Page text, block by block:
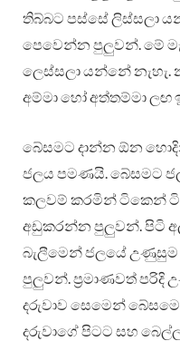
තිබ්බට පස්සේ ලිස්සලා
පෙවෙන්න පුලුවන්. මේ
ලෙස්සලා යන්නේ
අම්මා හෝ අත්තම්මා
බේසමට දාන්න ඕන
ජලය පමණයි. බේසමට
කලවම් කරමින් ටිකෙන්
අඩුකරන්න පුලුවන්. පිටි
බැලීමෙන් ජලයේ උණුසුම
පුලුවන්. ප්‍රමාණවත්
දරුවාව සෙමෙන්
දරුවාගේ පිටට සහ